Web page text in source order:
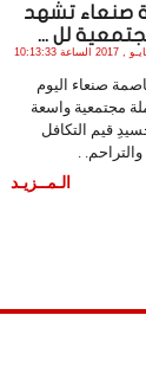
صنعاء تشهد
لل ...
الثلاثاء , 30 مـايـو , 2017 الساعة 10:13:33
صنعاء اليوم
حملة مجتمعية واسعة
قيم التكافل
.
الـمــزيـد